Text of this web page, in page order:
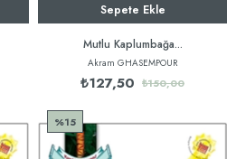
Sepete Ekle
Mutlu Kaplumbağa...
Akram GHASEMPOUR
₺127,50 ₺150,00
%15